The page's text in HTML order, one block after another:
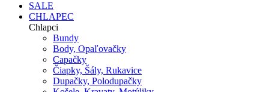
SALE
CHLAPEC
Chlapci
Bundy
Body, Opaľovačky
Capačky
Čiapky, Šály, Rukavice
Dupačky, Polodupačky